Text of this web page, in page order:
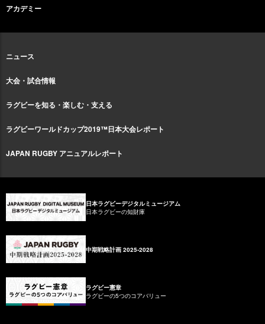
アカデミー
ニュース
大会・試合情報
ラグビーを知る・楽しむ・支える
ラグビーワールドカップ2019™日本大会レポート
JAPAN RUGBY アニュアルレポート
日本ラグビーデジタルミュージアム
日本ラグビーの知財庫
中期戦略計画 2025-2028
ラグビー憲章
ラグビーの5つのコアバリュー